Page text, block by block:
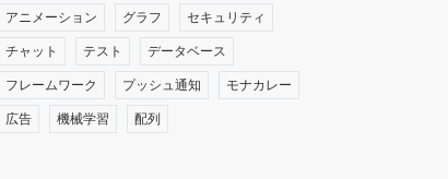
アニメーション グラフ セキュリティ
チャット テスト データベース
フレームワーク プッシュ通知 モナカレー
広告 機械学習 配列